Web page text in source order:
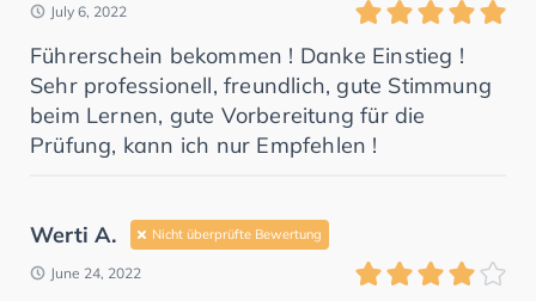
July 6, 2022
Führerschein bekommen ! Danke Einstieg !
Sehr professionell, freundlich, gute Stimmung
beim Lernen, gute Vorbereitung für die
Prüfung, kann ich nur Empfehlen !
Werti A. Nicht überprüfte Bewertung
June 24, 2022